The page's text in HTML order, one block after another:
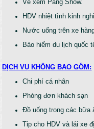
Vé xem Pang Show.
HDV nhiệt tình kinh
Nước uống trên xe
Bảo hiểm du lịch quốc
DỊCH VỤ KHÔNG BAO GỒM:
Chi phí cá nhân
Phòng đơn khách sạn
Đồ uống trong các bữa
Tip cho HDV và lái xe